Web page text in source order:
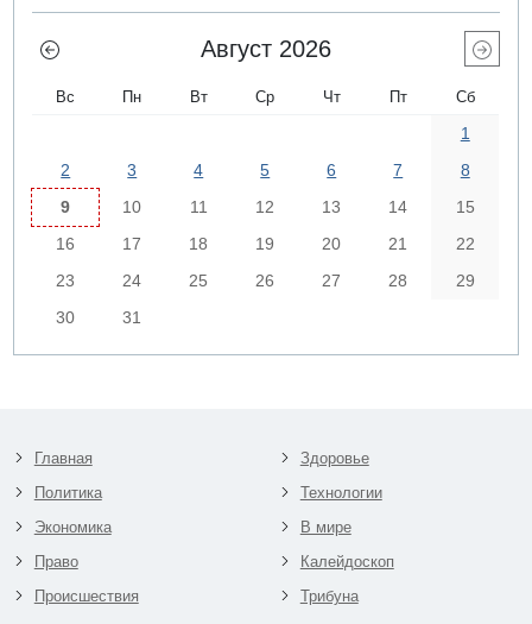
Август 2026
Вс Пн Вт Ср Чт Пт Сб
1
2
3 4 5 6 7
8
9
10 11 12 13 14
15
16
17 18 19 20 21
22
23
24 25 26 27 28
29
30
31
Главная
Политика
Экономика
Право
Происшествия
Здоровье
Технологии
В мире
Калейдоскоп
Трибуна